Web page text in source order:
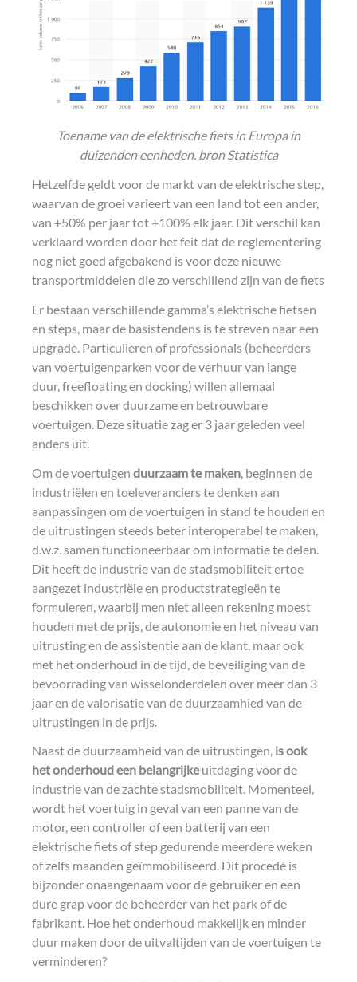
Toename van de elektrische fiets in Europa in
duizenden eenheden. bron Statistica
Hetzelfde geldt voor de markt van de elektrische step,
waarvan de groei varieert van een land tot een ander,
van +50% per jaar tot +100% elk jaar. Dit verschil kan
verklaard worden door het feit dat de reglementering
nog niet goed afgebakend is voor deze nieuwe
transportmiddelen die zo verschillend zijn van de fiets
Er bestaan verschillende gamma’s elektrische fietsen
en steps, maar de basistendens is te streven naar een
upgrade. Particulieren of professionals (beheerders
van voertuigenparken voor de verhuur van lange
duur, freefloating en docking) willen allemaal
beschikken over duurzame en betrouwbare
voertuigen. Deze situatie zag er 3 jaar geleden veel
anders uit.
Om de voertuigen duurzaam te maken , beginnen de
industriëlen en toeleveranciers te denken aan
aanpassingen om de voertuigen in stand te houden en
de uitrustingen steeds beter interoperabel te maken,
d.w.z. samen functioneerbaar om informatie te delen.
Dit heeft de industrie van de stadsmobiliteit ertoe
aangezet industriële en productstrategieën te
formuleren, waarbij men niet alleen rekening moest
houden met de prijs, de autonomie en het niveau van
uitrusting en de assistentie aan de klant, maar ook
met het onderhoud in de tijd, de beveiliging van de
bevoorrading van wisselonderdelen over meer dan 3
jaar en de valorisatie van de duurzaamhied van de
uitrustingen in de prijs.
Naast de duurzaamheid van de uitrustingen, is ook
het onderhoud een belangrijkeuitdaging voor de
industrie van de zachte stadsmobiliteit. Momenteel,
wordt het voertuig in geval van een panne van de
motor, een controller of een batterij van een
elektrische fiets of step gedurende meerdere weken
of zelfs maanden geïmmobiliseerd. Dit procedé is
bijzonder onaangenaam voor de gebruiker en een
dure grap voor de beheerder van het park of de
fabrikant. Hoe het onderhoud makkelijk en minder
duur maken door de uitvaltijden van de voertuigen te
verminderen?